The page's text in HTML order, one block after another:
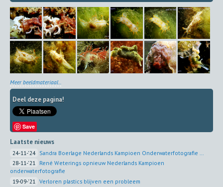
Meer beeldmateriaal...
Deel deze pagina!
Save
Laatste nieuws
24-11-'24 Sandra Boerlage Nederlands Kampioen Onderwaterfotografie ...
28-11-'21 René Weterings opnieuw Nederlands Kampioen
onderwaterfotografie
19-09-'21 Verloren plastics blijven een probleem